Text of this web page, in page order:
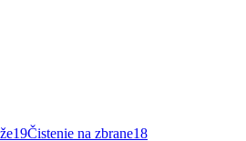
19Čistenie na zbrane18